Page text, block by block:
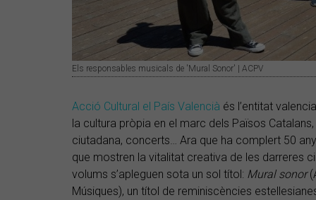
Els responsables musicals de 'Mural Sonor' | ACPV
Acció Cultural el País Valencià és l’entitat
la cultura pròpia en el marc dels Països
ciutadana, concerts… Ara que ha complert 50
que mostren la vitalitat creativa de les darreres
volums s’apleguen sota un sol títol: Mural sonor
Músiques), un títol de reminiscències